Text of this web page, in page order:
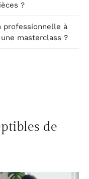
?
professionnelle à
masterclass ?
de